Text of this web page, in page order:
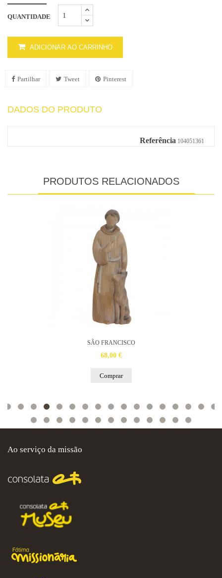
QUANTIDADE
ADICIONAR AO CARRINHO
Partilhar Tweet Pinterest
DADOS DO PRODUTO
Referência 104051361
PRODUTOS RELACIONADOS
SÃO FRANCISCO
68,00 €
Comprar
Ao serviço da missão